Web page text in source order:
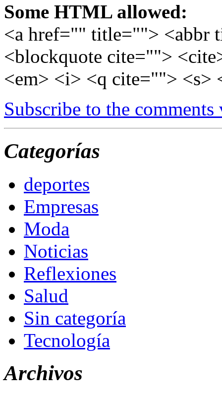
Some HTML allowed:
<a href="" title=""> <abbr
<blockquote cite="">
<em> <i> <q cite=""> <s>
Subscribe to the comments
Categorías
deportes
Empresas
Moda
Noticias
Reflexiones
Salud
Sin categoría
Tecnología
Archivos